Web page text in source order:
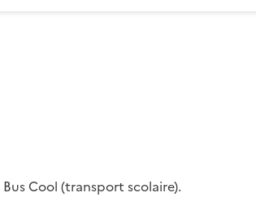
Cool (transport scolaire).